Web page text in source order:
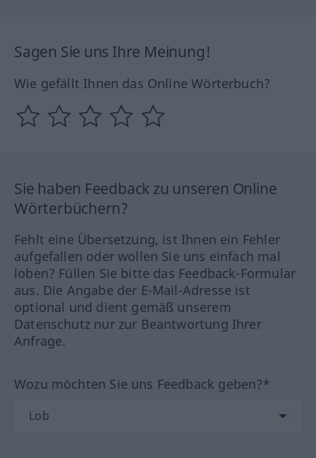
Sagen Sie uns Ihre Meinung!
Wie gefällt Ihnen das Online Wörterbuch?
Sie haben Feedback zu unseren Online
Wörterbüchern?
Fehlt eine Übersetzung, ist Ihnen ein Fehler
aufgefallen oder wollen Sie uns einfach mal
loben? Füllen Sie bitte das Feedback-Formular
aus. Die Angabe der E-Mail-Adresse ist
optional und dient gemäß unserem
Datenschutz nur zur Beantwortung Ihrer
Anfrage.
Wozu möchten Sie uns Feedback geben?*